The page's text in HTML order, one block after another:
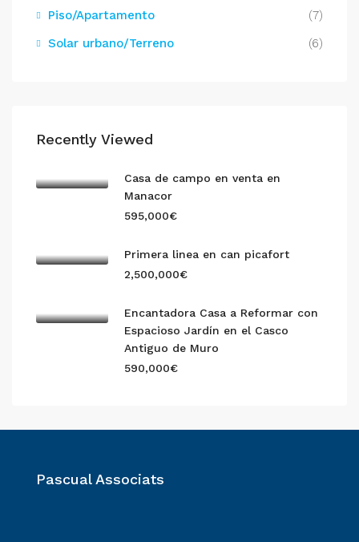
Piso/Apartamento
(7)
Solar urbano/Terreno
(6)
Recently Viewed
Casa de campo en venta en
Manacor
595,000€
Primera linea en can picafort
2,500,000€
Encantadora Casa a Reformar con
Espacioso Jardín en el Casco
Antiguo de Muro
590,000€
Pascual Associats